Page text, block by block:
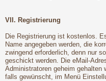
VII. Registrierung
Die Registrierung ist kostenlos.
Name angegeben werden, die
zwingend erforderlich, denn nur
geschickt werden. Die eMail-
Administratoren geheim gehalten
falls gewünscht, im Menü